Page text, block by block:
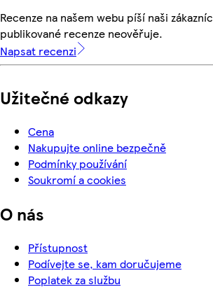
Recenze na našem webu píší naši
publikované recenze neověřuje.
Napsat recenzi
Užitečné odkazy
Cena
Nakupujte online bezpečně
Podmínky používání
Soukromí a cookies
O nás
Přístupnost
Podívejte se, kam doručujeme
Poplatek za službu